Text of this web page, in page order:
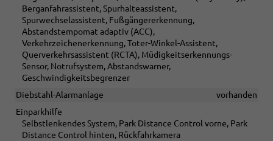
Berganfahrassistent, Spurhalteassistent,
Spurwechselassistent, Fußgängererkennung,
Abstandstempomat adaptiv (ACC),
Verkehrzeichenerkennung, Toter-Winkel-Assistent,
Querverkehrsassistent (RCTA), Müdigkeitserkennungs-
Sensor, Notrufsystem, Abstandswarner,
Geschwindigkeitsbegrenzer
Diebstahl-Alarmanlage
vorhanden
Einparkhilfe
Selbstlenkendes System, Park Distance Control vorne, Park
Distance Control hinten, Rückfahrkamera